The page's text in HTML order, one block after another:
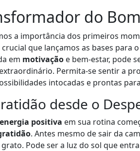
do
a importância dos primeiros
que lançamos as bases para
em motivação e bem-estar, pode
Permita-se sentir a
intocadas e prontas
desde o
energia positiva em sua rotina
. Antes mesmo de sair da
Pode ser a luz do sol que